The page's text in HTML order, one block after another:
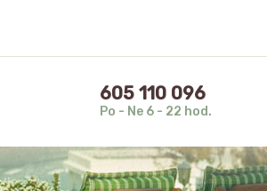
605 110 096
Po - Ne 6 - 22 hod.